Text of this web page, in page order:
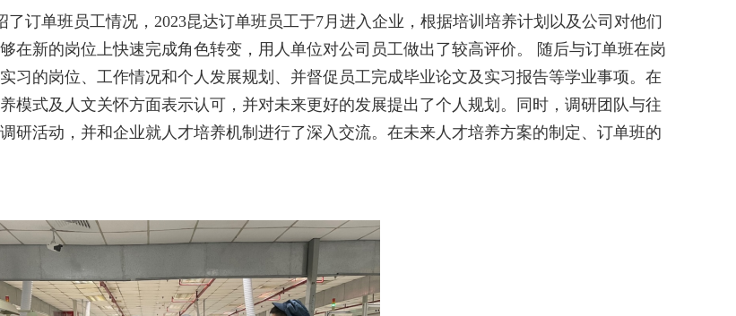
了订单班员工情况， 2023昆达订单班员工于7月进入企业 ，根据培训培养计划以及公司对他们
新的岗位上快速完成角色转变，用人单位对公司员工做出了较高评价。
随后与订单班在岗
习的岗位、工作情况和个人发展规划、并督促员工完成毕业论文及实习报告等学业事项。 在
模式及人文关怀方面表示认可，并对未来更好的发展提出了个人规划。同时，调研团队与往
研活动，并和企业就人才培养机制进行了深入交流。在未来人才培养方案的制定、订单班的